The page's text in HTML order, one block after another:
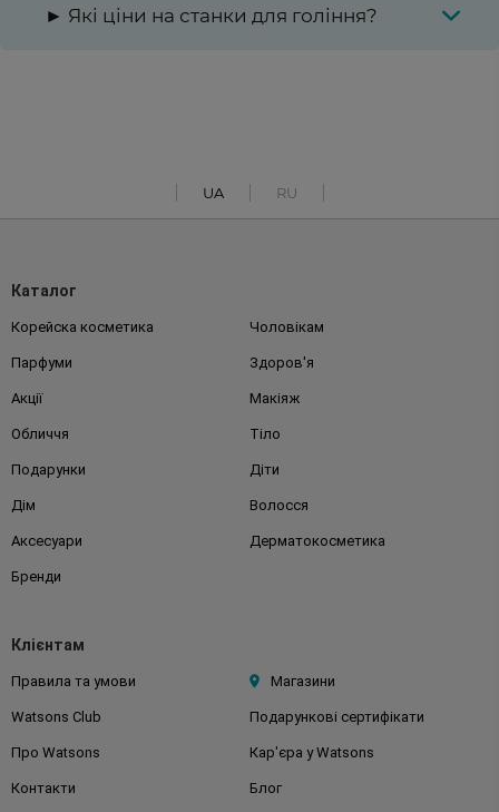
► Які ціни на станки для гоління?
UA RU
Каталог
Корейска косметика Чоловікам
Парфуми Здоров'я
Акції Макіяж
Обличчя Тіло
Подарунки Діти
Дім Волосся
Аксесуари Дерматокосметика
Бренди
Клієнтам
Правила та умови Магазини
Watsons Club Подарункові сертифікати
Про Watsons Кар'єра у Watsons
Контакти Блог